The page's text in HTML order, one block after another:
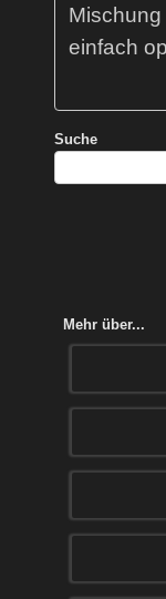
einfach
Suche
Mehr über...